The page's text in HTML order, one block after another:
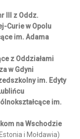
III z Oddz.
Curie w Opolu
im. Adama
z Oddziałami
w Gdyni
im. Edyty
im.
na Wschodzie
i Mołdawia)